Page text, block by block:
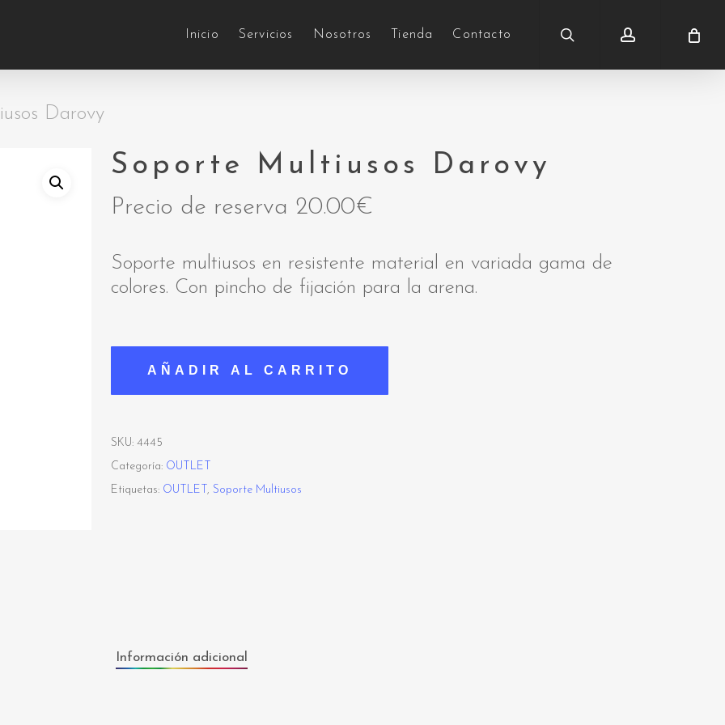
Inicio Servicios Nosotros Tienda Contacto
Darovy
Soporte Multiusos Darovy
Precio de reserva 20.00€
Soporte multiusos en resistente material en variada gama de
colores. Con pincho de fijación para la arena.
AÑADIR AL CARRITO
SKU: 4445
Categoría: OUTLET
Etiquetas: OUTLET , Soporte Multiusos
Información adicional